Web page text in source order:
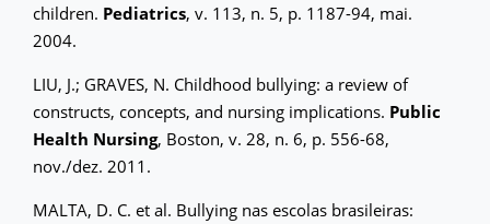
children. Pediatrics, v. 113, n. 5, p. 1187-94, mai.
2004.
LIU, J.; GRAVES, N. Childhood bullying: a review of
constructs, concepts, and nursing implications. Public
Health Nursing, Boston, v. 28, n. 6, p. 556-68,
nov./dez. 2011.
MALTA, D. C. et al. Bullying nas escolas brasileiras: